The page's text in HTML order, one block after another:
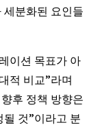
세분화된 요인들
이션 목표가 아
적 비교”라며
후 정책 방향은
것”이라고 분